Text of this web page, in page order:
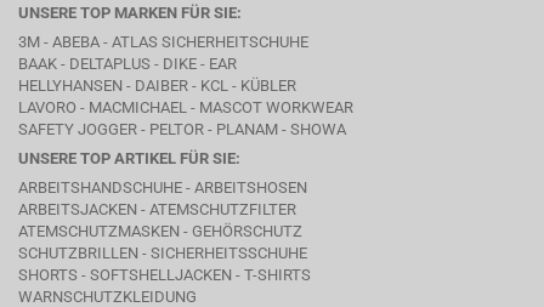
UNSERE TOP MARKEN FÜR SIE:
3M - ABEBA - ATLAS SICHERHEITSCHUHE
BAAK - DELTAPLUS - DIKE - EAR
HELLYHANSEN - DAIBER - KCL - KÜBLER
LAVORO - MACMICHAEL - MASCOT WORKWEAR
SAFETY JOGGER - PELTOR - PLANAM - SHOWA
UNSERE TOP ARTIKEL FÜR SIE:
ARBEITSHANDSCHUHE - ARBEITSHOSEN
ARBEITSJACKEN - ATEMSCHUTZFILTER
ATEMSCHUTZMASKEN - GEHÖRSCHUTZ
SCHUTZBRILLEN - SICHERHEITSSCHUHE
SHORTS - SOFTSHELLJACKEN - T-SHIRTS
WARNSCHUTZKLEIDUNG